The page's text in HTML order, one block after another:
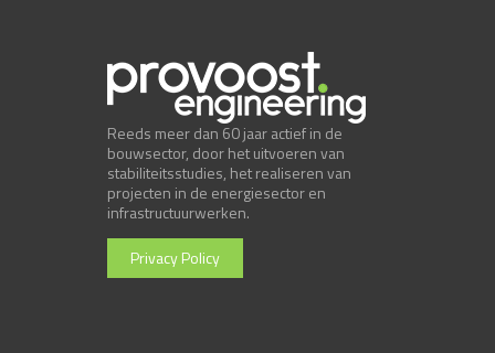
Reeds meer dan 60 jaar actief in de
bouwsector, door het uitvoeren van
stabiliteitsstudies, het realiseren van
projecten in de energiesector en
infrastructuurwerken.
Privacy Policy